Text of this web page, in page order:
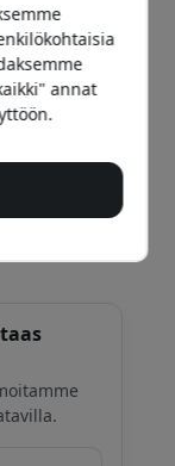
annat